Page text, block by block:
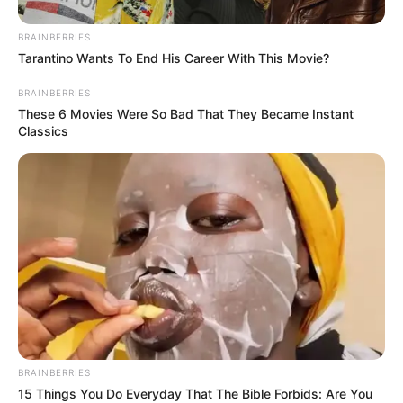
nő elégedetlenül a vonalra mutatott az ujjával. – Itt
van.
BRAINBERRIES
Tarantino Wants To End His Career With This Movie?
BRAINBERRIES
These 6 Movies Were So Bad That They Became Instant
Classics
BRAINBERRIES
15 Things You Do Everyday That The Bible Forbids: Are You